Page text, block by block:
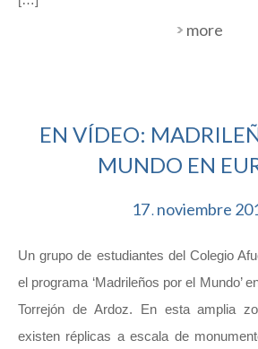
more
EN VÍDEO:
MUNDO EN
17. noviembre
Un grupo de estudiantes del Colegio
el programa ‘Madrileños por el Mundo’
Torrejón de Ardoz. En esta amplia
existen réplicas a escala de